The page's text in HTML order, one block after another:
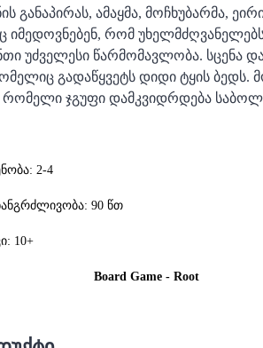
განაპირას, ამაყმა, მოჩხუბარმა,
იმედოვნებენ, რომ
უძველესი წარმომავლობა. სცენა
გადაწყვეტს დიდი ტყის ბედს.
რომელი ჯგუფი დამკვიდრდება
2-4
90 წთ
10+
Board Game - Root